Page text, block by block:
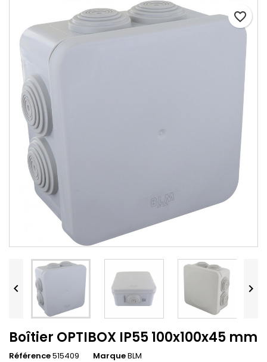
favorite_border
 
Boîtier OPTIBOX IP55 100x100x45 mm
Référence515409 MarqueBLM